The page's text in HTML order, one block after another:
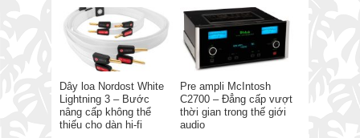
Dây loa Nordost White
Lightning 3 – Bước
nâng cấp không thể
thiếu cho dàn hi-fi
Pre ampli McIntosh
C2700 – Đẳng cấp vượt
thời gian trong thế giới
audio